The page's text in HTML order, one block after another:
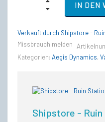
Vanguard
LTI
Lebenslange
(CCU’d)
IN DEN
Verkauft durch Shipstore -
Missbrauch melden
Kategorien: Aegis Dynamics,
Shipstore -